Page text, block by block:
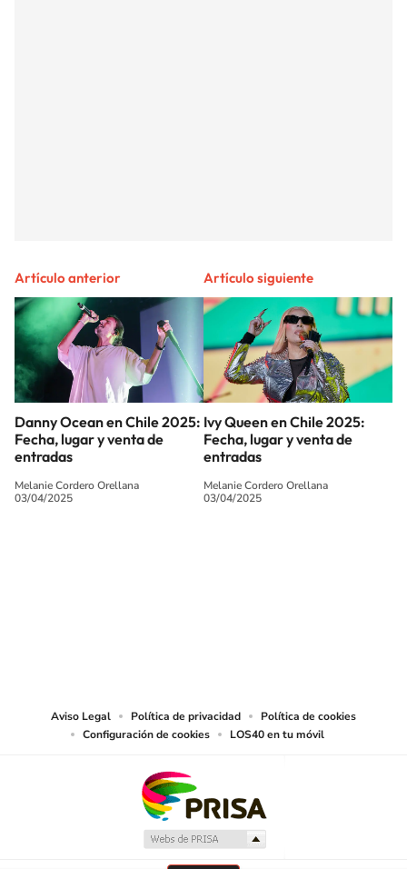
Artículo anterior
Danny Ocean en Chile 2025:
Fecha, lugar y venta de
entradas
Melanie Cordero Orellana
03/04/2025
Artículo siguiente
Ivy Queen en Chile 2025:
Fecha, lugar y venta de
entradas
Melanie Cordero Orellana
03/04/2025
Aviso Legal Política de privacidad
Política de cookies
Configuración de cookies
LOS40 en tu móvil